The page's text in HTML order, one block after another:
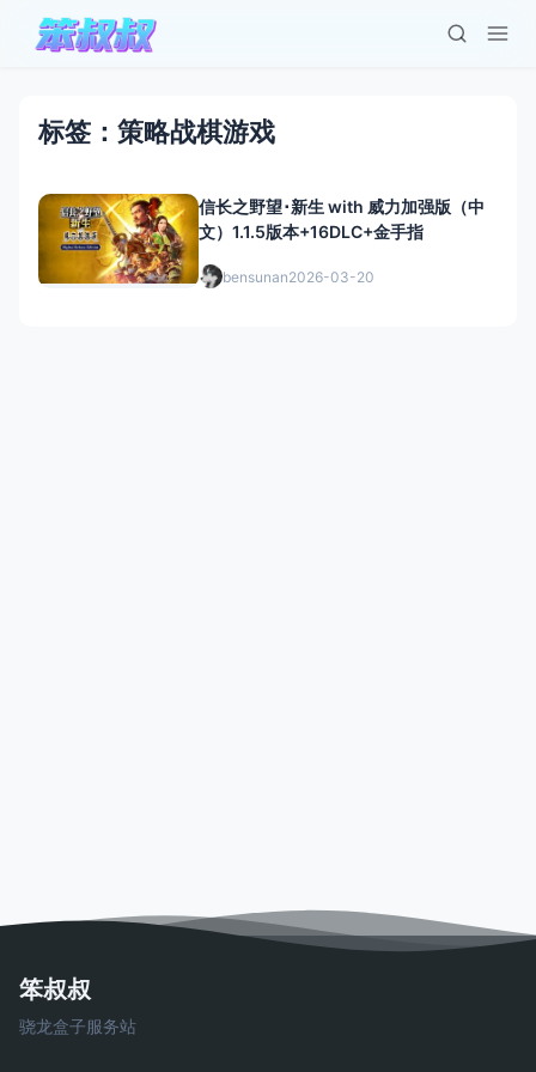
标签：策略战棋游戏
信长之野望･新生 with 威力加强版（中
文）1.1.5版本+16DLC+金手指
bensunan2026-03-20
笨叔叔
骁龙盒子服务站